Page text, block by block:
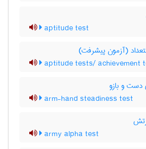
aptitude test
(آزمون پیشرفت)
aptitude tests/ achievement
دست و بازو
arm-hand steadiness test
army alpha test